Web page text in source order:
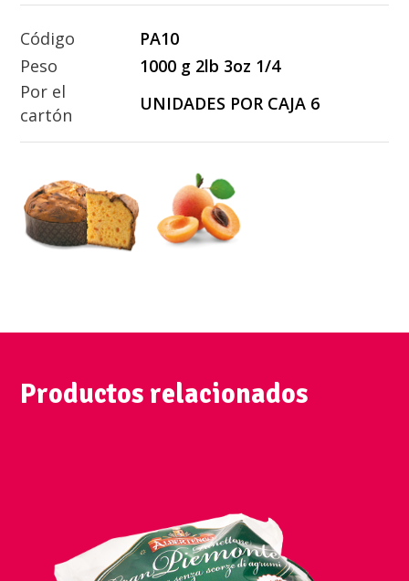
Código
PA10
Peso
1000 g 2lb 3oz 1/4
Por el
cartón
UNIDADES POR CAJA 6
Productos relacionados